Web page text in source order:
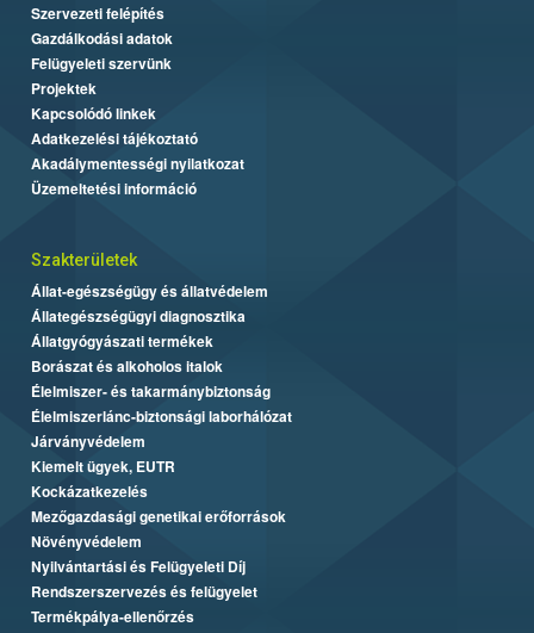
Szervezeti felépítés
Gazdálkodási adatok
Felügyeleti szervünk
Projektek
Kapcsolódó linkek
Adatkezelési tájékoztató
Akadálymentességi nyilatkozat
Üzemeltetési információ
Szakterületek
Állat-egészségügy és állatvédelem
Állategészségügyi diagnosztika
Állatgyógyászati termékek
Borászat és alkoholos italok
Élelmiszer- és takarmánybiztonság
Élelmiszerlánc-biztonsági laborhálózat
Járványvédelem
Kiemelt ügyek, EUTR
Kockázatkezelés
Mezőgazdasági genetikai erőforrások
Növényvédelem
Nyilvántartási és Felügyeleti Díj
Rendszerszervezés és felügyelet
Termékpálya-ellenőrzés